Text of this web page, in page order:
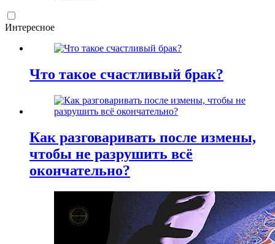
Интересное
Что такое счастливый брак?
Как разговаривать после измены,
чтобы не разрушить всё
окончательно?